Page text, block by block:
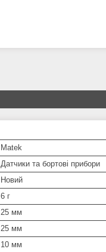
Matek
Датчики та бортові прибори
Новий
6 г
25 мм
25 мм
10 мм